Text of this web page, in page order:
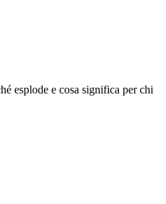
esplode e cosa significa per chi